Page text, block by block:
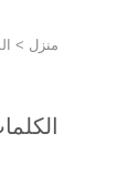
منزل >